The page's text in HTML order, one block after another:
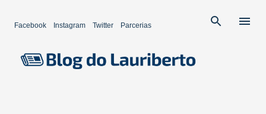
Facebook Instagram Twitter Parcerias